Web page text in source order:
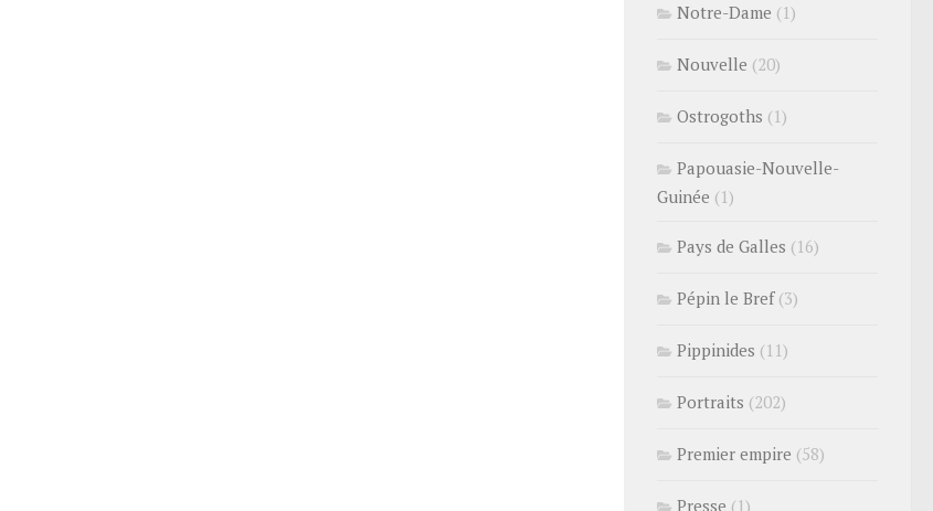
Notre-Dame (1)
Nouvelle (20)
Ostrogoths (1)
Papouasie-Nouvelle-
Guinée (1)
Pays de Galles (16)
Pépin le Bref(3)
Pippinides (11)
Portraits (202)
Premier empire (58)
Presse (1)